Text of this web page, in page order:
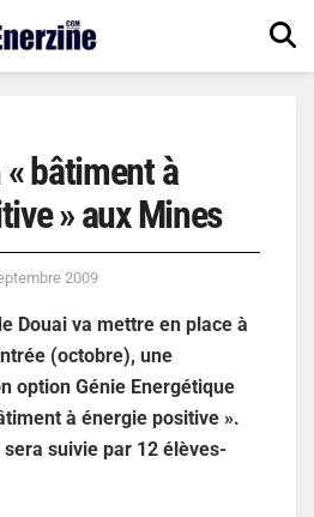
bâtiment à
» aux Mines
2009
Douai va mettre en place à
(octobre), une
option Génie Energétique
à énergie positive ».
suivie par 12 élèves-